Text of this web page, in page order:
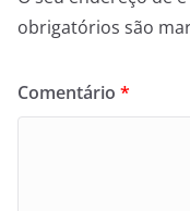
obrigatórios são
Comentário *